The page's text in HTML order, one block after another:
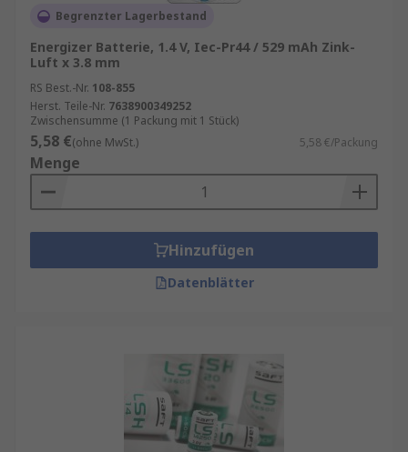
Begrenzter Lagerbestand
Energizer Batterie, 1.4 V, Iec-Pr44 / 529 mAh Zink-
Luft x 3.8 mm
RS Best.-Nr. 108-855
Herst. Teile-Nr. 7638900349252
Zwischensumme (1 Packung mit 1 Stück)
5,58 €(ohne MwSt.) 5,58 €/Packung
Menge
Hinzufügen
Datenblätter